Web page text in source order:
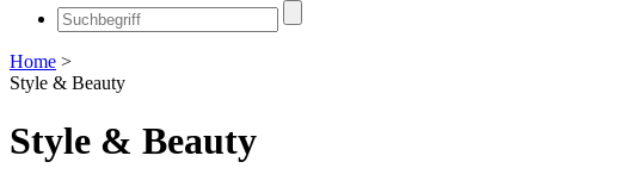
Home >
Style & Beauty
Style & Beauty